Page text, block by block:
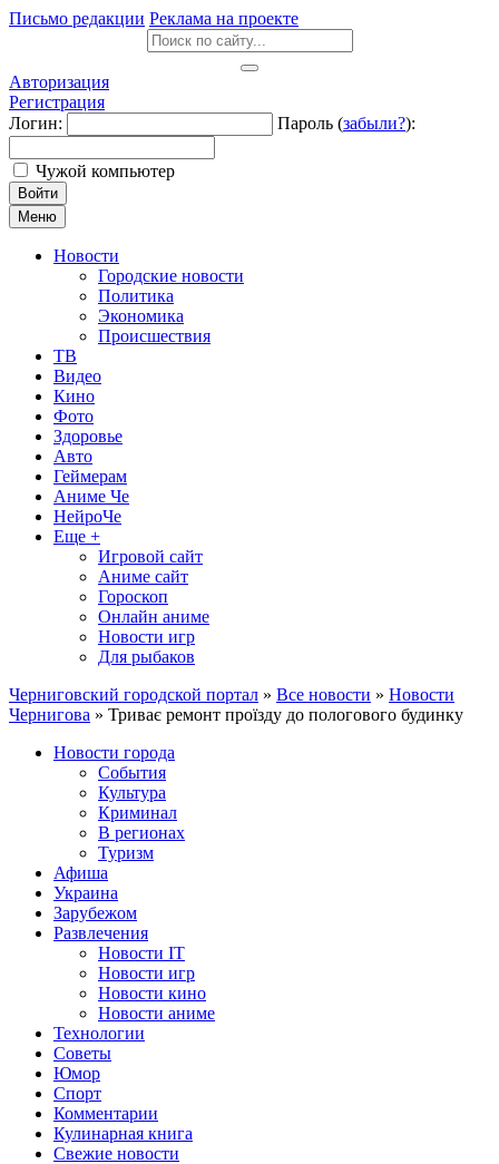
Письмо редакции Реклама на проекте
Авторизация
Регистрация
Логин:
Пароль (забыли?):
Чужой компьютер
Войти
Меню
Новости
Городские новости
Политика
Экономика
Происшествия
ТВ
Видео
Кино
Фото
Здоровье
Авто
Геймерам
Аниме Че
НейроЧе
Еще +
Игровой сайт
Аниме сайт
Гороскоп
Онлайн аниме
Новости игр
Для рыбаков
Черниговский городской портал » Все новости » Новости
Чернигова » Триває ремонт проїзду до пологового будинку
Новости города
События
Культура
Криминал
В регионах
Туризм
Афиша
Украина
Зарубежом
Развлечения
Новости IT
Новости игр
Новости кино
Новости аниме
Технологии
Советы
Юмор
Спорт
Комментарии
Кулинарная книга
Свежие новости